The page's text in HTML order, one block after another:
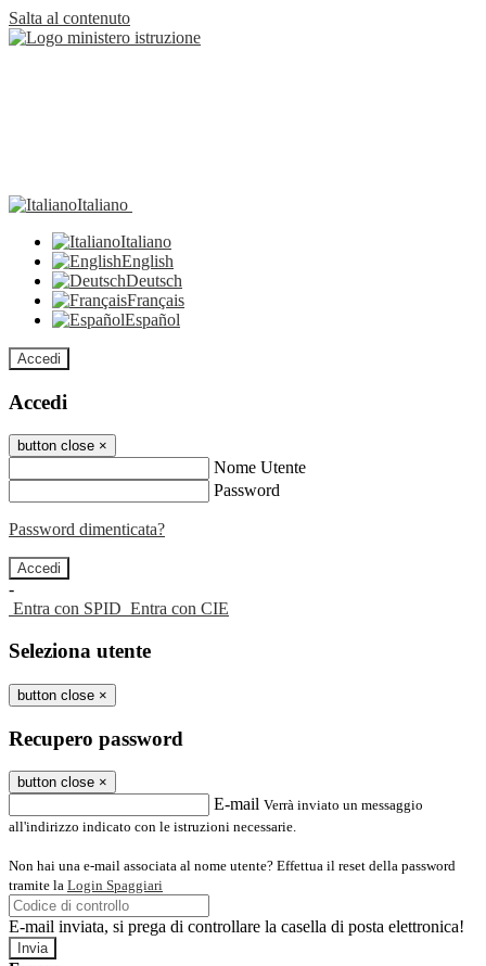
Salta al contenuto
Italiano
Italiano
English
Deutsch
Français
Español
Accedi
Accedi
button close ×
Nome Utente
Password
Password dimenticata?
-
Entra con SPID Entra con CIE
Seleziona utente
button close ×
Recupero password
button close ×
E-mail Verrà inviato un messaggio
all'indirizzo indicato con le istruzioni necessarie.
Non hai una e-mail associata al nome utente? Effettua il reset della password
tramite la Login Spaggiari
E-mail inviata, si prega di controllare la casella di posta elettronica!